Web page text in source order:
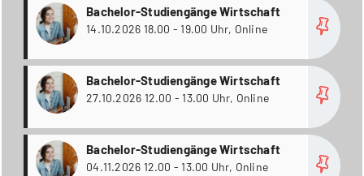
Bachelor-Studiengänge Wirtschaft
14.10.2026 18.00 - 19.00 Uhr, Online
Bachelor-Studiengänge Wirtschaft
27.10.2026 12.00 - 13.00 Uhr, Online
Bachelor-Studiengänge Wirtschaft
04.11.2026 12.00 - 13.00 Uhr, Online